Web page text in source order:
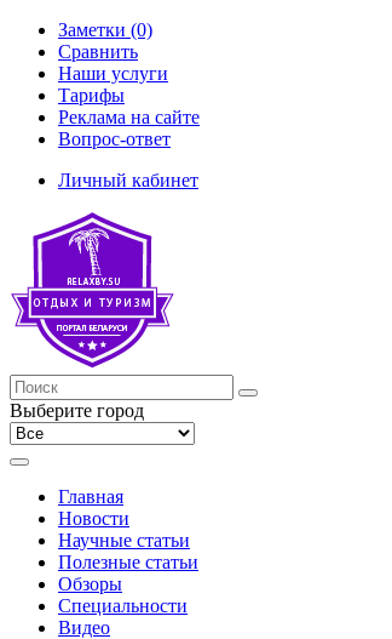
Заметки (0)
Сравнить
Наши услуги
Тарифы
Реклама на сайте
Вопрос-ответ
Личный кабинет
Выберите город
Главная
Новости
Научные статьи
Полезные статьи
Обзоры
Специальности
Видео